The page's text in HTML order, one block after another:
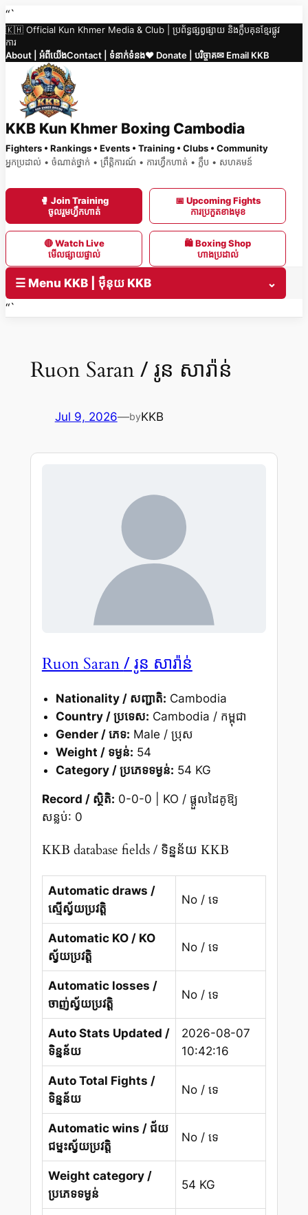
Skip
to
content
“`
🇰🇭 Official Kun Khmer Media & Club | ប្រព័ន្ធផ្សព្វផ្សាយ និងក្លឹបគុនខ្មែរផ្លូវ
ការ
About | អំពីយើងContact | ទំនាក់ទំនង❤️ Donate | បរិច្ចាគ✉ Email KKB
KKB Kun Khmer Boxing Cambodia
Fighters • Rankings • Events • Training • Clubs • Community
អ្នកប្រដាល់ • ចំណាត់ថ្នាក់ • ព្រឹត្តិការណ៍ • ការហ្វឹកហាត់ • ក្លឹប • សហគមន៍
🥊 Join Training
ចូលរួមហ្វឹកហាត់
📅 Upcoming Fights
ការប្រកួតខាងមុខ
🔴 Watch Live
មើលផ្សាយផ្ទាល់
🛍 Boxing Shop
ហាងប្រដាល់
☰ Menu KKB | ម៉ឺនុយ KKB
⌄
“`
Ruon Saran/ រូន សារ៉ាន់
Jul 9, 2026—byKKB
Ruon Saran/ រូន សារ៉ាន់
Nationality / សញ្ជាតិ: Cambodia
Country / ប្រទេស: Cambodia / កម្ពុជា
Gender / ភេទ: Male / ប្រុស
Weight / ទម្ងន់: 54
Category / ប្រភេទទម្ងន់: 54 KG
Record / ស្ថិតិ: 0-0-0 | KO / ផ្តួលដៃគូឱ្យ
សន្លប់: 0
KKB database fields / ទិន្នន័យ KKB
Automatic draws /
ស្មើស្វ័យប្រវត្តិ
No / ទេ
Automatic KO / KO
ស្វ័យប្រវត្តិ
No / ទេ
Automatic losses /
ចាញ់ស្វ័យប្រវត្តិ
No / ទេ
Auto Stats Updated /
ទិន្នន័យ
2026-08-07
10:42:16
Auto Total Fights /
ទិន្នន័យ
No / ទេ
Automatic wins / ជ័យ
ជម្នះស្វ័យប្រវត្តិ
No / ទេ
Weight category /
ប្រភេទទម្ងន់
54 KG